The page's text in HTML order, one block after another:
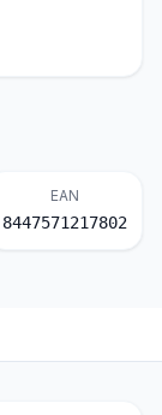
EAN
8447571217802